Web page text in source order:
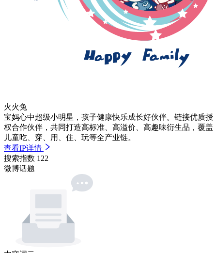
火火兔
宝妈心中超级小明星，孩子健康快乐成长好伙伴。链接优质授
权合作伙伴，共同打造高标准、高溢价、高趣味衍生品，覆盖
儿童吃、穿、用、住、玩等全产业链。
查看IP详情
搜索指数 122
微博话题